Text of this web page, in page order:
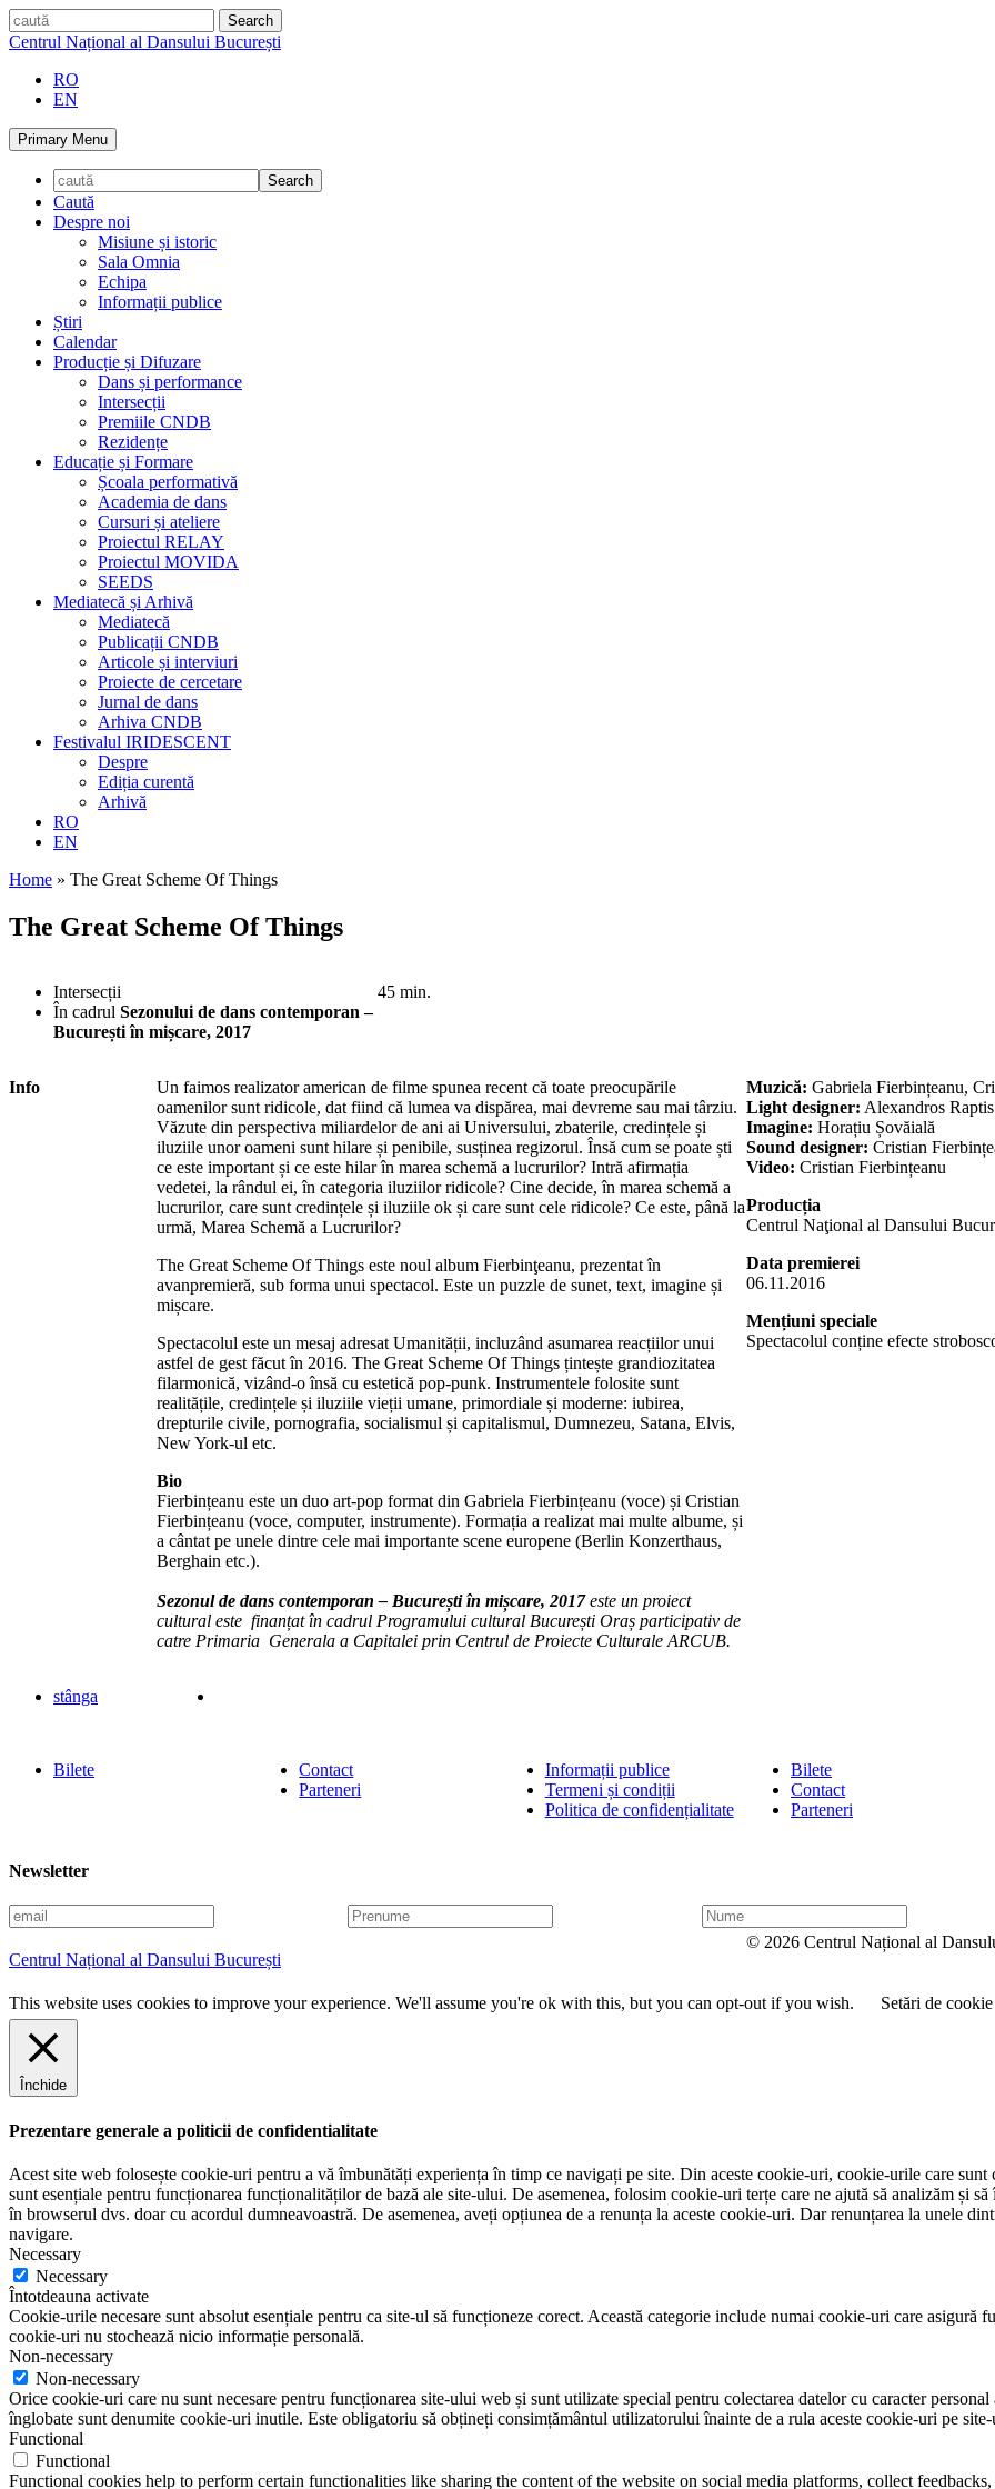
Skip
to
caută
Centrul Național al Dansului București
RO
EN
Primary Menu
Caută
Despre noi
Misiune și istoric
Sala Omnia
Echipa
Informații publice
Știri
Calendar
Producție și Difuzare
Dans și performance
Intersecții
Premiile CNDB
Rezidențe
Educație și Formare
Școala performativă
Academia de dans
Cursuri și ateliere
Proiectul RELAY
Proiectul MOVIDA
SEEDS
Mediatecă și Arhivă
Mediatecă
Publicații CNDB
Articole și interviuri
Proiecte de cercetare
Jurnal de dans
Arhiva CNDB
Festivalul IRIDESCENT
Despre
Ediția curentă
Arhivă
RO
EN
Home » The Great Scheme Of Things
The Great Scheme Of Things
Intersecții
În cadrul Sezonului de dans contemporan –
București în mișcare, 2017
45 min.
Info
Un faimos realizator american de filme spunea recent că toate preocupările
oamenilor sunt ridicole, dat fiind că lumea va dispărea, mai devreme sau mai târziu.
Văzute din perspectiva miliardelor de ani ai Universului, zbaterile, credințele și
iluziile unor oameni sunt hilare și penibile, susținea regizorul. Însă cum se poate ști
ce este important și ce este hilar în marea schemă a lucrurilor? Intră afirmația
vedetei, la rândul ei, în categoria iluziilor ridicole? Cine decide, în marea schemă a
lucrurilor, care sunt credințele și iluziile ok și care sunt cele ridicole? Ce este, până la
urmă, Marea Schemă a Lucrurilor?
The Great Scheme Of Things este noul album Fierbinţeanu, prezentat în
avanpremieră, sub forma unui spectacol. Este un puzzle de sunet, text, imagine și
mișcare.
Spectacolul este un mesaj adresat Umanității, incluzând asumarea reacțiilor unui
astfel de gest făcut în 2016. The Great Scheme Of Things țintește grandiozitatea
filarmonică, vizând-o însă cu estetică pop-punk. Instrumentele folosite sunt
realitățile, credințele și iluziile vieții umane, primordiale și moderne: iubirea,
drepturile civile, pornografia, socialismul și capitalismul, Dumnezeu, Satana, Elvis,
New York-ul etc.
Bio
Fierbințeanu este un duo art-pop format din Gabriela Fierbințeanu (voce) și Cristian
Fierbințeanu (voce, computer, instrumente). Formația a realizat mai multe albume, și
a cântat pe unele dintre cele mai importante scene europene (Berlin Konzerthaus,
Berghain etc.).
Sezonul de dans contemporan – București în mișcare, 2017este un proiect
cultural este finanțat în cadrul Programului cultural București Oraș participativ de
catre Primaria Generala a Capitalei prin Centrul de Proiecte Culturale ARCUB.
Muzică: Gabriela Fierbințeanu,
Light designer: Alexandros Raptis
Imagine: Horațiu Șovăială
Sound designer: Cristian
Video: Cristian Fierbințeanu
Producția
Centrul Naţional al Dansului
Data premierei
06.11.2016
Mențiuni speciale
Spectacolul conține efecte
stânga
Bilete
Contact
Parteneri
Informații publice
Termeni și condiții
Politica de confidențialitate
Bilete
Contact
Parteneri
Newsletter
E
m
a
i
l
P
r
u
m
N
u
Centrul Național al Dansului București
© 2026 Centrul Național al
This website uses cookies to improve your experience. We'll assume you're ok with this, but you can opt-out if you wish. Setări de cookie
Închide
Prezentare generale a politicii de confidentialitate
Acest site web folosește cookie-uri pentru a vă îmbunătăți experiența în timp ce navigați pe site. Din aceste cookie-uri, cookie-urile care
sunt esențiale pentru funcționarea funcționalităților de bază ale site-ului. De asemenea, folosim cookie-uri terțe care ne ajută să analizăm și
în browserul dvs. doar cu acordul dumneavoastră. De asemenea, aveți opțiunea de a renunța la aceste cookie-uri. Dar renunțarea la unele
navigare.
Necessary
Necessary
Întotdeauna activate
Cookie-urile necesare sunt absolut esențiale pentru ca site-ul să funcționeze corect. Această categorie include numai cookie-uri care asigură
cookie-uri nu stochează nicio informație personală.
Non-necessary
Non-necessary
Orice cookie-uri care nu sunt necesare pentru funcționarea site-ului web și sunt utilizate special pentru colectarea datelor cu caracter
înglobate sunt denumite cookie-uri inutile. Este obligatoriu să obțineți consimțământul utilizatorului înainte de a rula aceste cookie-uri pe
Functional
Functional
Functional cookies help to perform certain functionalities like sharing the content of the website on social media platforms, collect